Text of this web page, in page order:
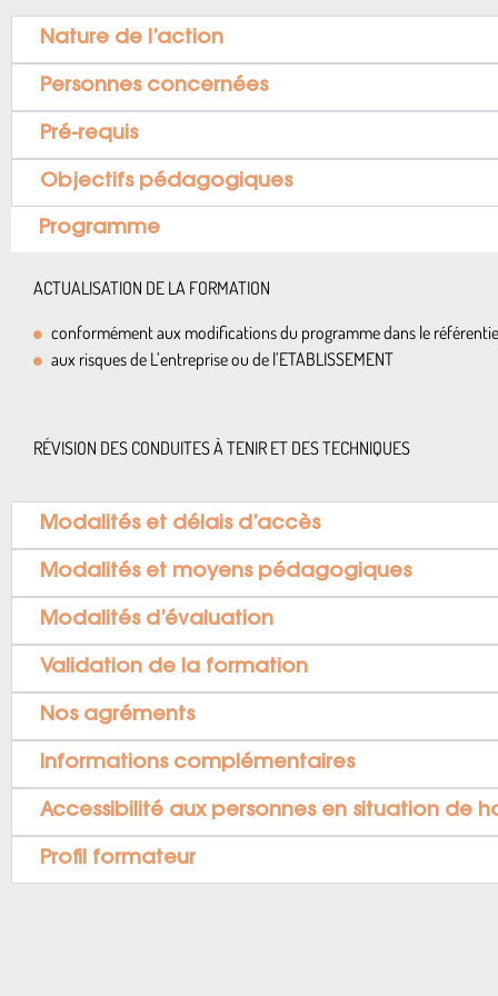
Nature de l’action
Personnes concernées
Pré-requis
Objectifs pédagogiques
Programme
ACTUALISATION DE LA FORMATION
conformément aux modifications du programme dans le
aux risques de L’entreprise ou de l’ETABLISSEMENT
RÉVISION DES CONDUITES À TENIR ET DES TECHNIQUES
Modalités et délais d’accès
Modalités et moyens pédagogiques
Modalités d’évaluation
Validation de la formation
Nos agréments
Informations complémentaires
Accessibilité aux personnes en situation de
Profil formateur